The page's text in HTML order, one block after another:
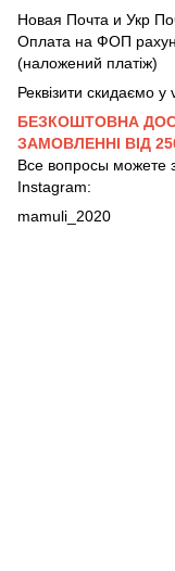
Новая Почта и Укр
Оплата на ФОП
(наложений платіж)
Реквізити скидаємо
БЕЗКОШТОВНА
ЗАМОВЛЕННІ ВІД
Все вопросы можете
Instagram:
mamuli_2020